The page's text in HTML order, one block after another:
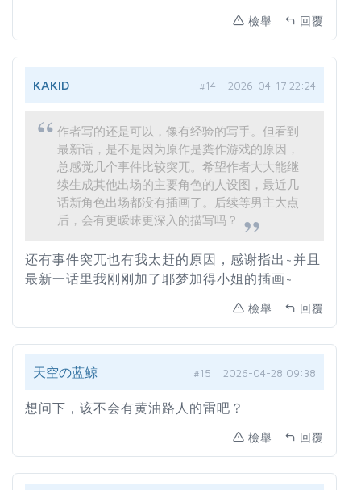
檢舉 回覆
KAKID #14 2026-04-17 22:24
作者写的还是可以，像有经验的写手。但看到
最新话，是不是因为原作是粪作游戏的原因，
总感觉几个事件比较突兀。希望作者大大能继
续生成其他出场的主要角色的人设图，最近几
话新角色出场都没有插画了。后续等男主大点
后，会有更暧昧更深入的描写吗？
还有事件突兀也有我太赶的原因，感谢指出~并且
最新一话里我刚刚加了耶梦加得小姐的插画~
檢舉 回覆
天空の蓝鲸 #15 2026-04-28 09:38
想问下，该不会有黄油路人的雷吧？
檢舉 回覆